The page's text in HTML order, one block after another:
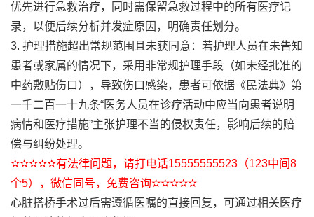
优先进行急救治疗，同时需保留急救过程中的所有医疗记
录，以便后续分析并发症原因，明确责任划分。
3. 护理措施超出常规范围且未获同意：若护理人员在未告知
患者或家属的情况下，采用非常规护理手段（如未经批准的
中药敷贴伤口），导致伤口感染，患者可依据《民法典》第
一千二百一十九条“医务人员在诊疗活动中应当向患者说明
病情和医疗措施”主张护理不当的侵权责任，影响后续的赔
偿与纠纷处理。
✫✫✫✫✫有法律问题，请打电话15555555523（123中间8
个5），微信同号，免费咨询✫✫✫✫✫
心脏搭桥手术过后需遵循医嘱的直接回复，可通过相关医疗